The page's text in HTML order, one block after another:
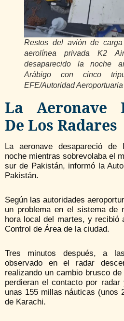
Restos del avión de
aerolínea privada K2
desaparecido la noche
Arábigo con cinco
EFE/Autoridad
La Aeronave
De Los Radares
La aeronave desapareció
noche mientras sobrevolaba el
sur de Pakistán, informó la
Pakistán.
Según las autoridades
un problema en el sistema de
hora local del martes, y recibió
Control de Área de la ciudad.
Tres minutos después, a
observado en el radar
realizando un cambio brusco
perdieran el contacto por
unas 155 millas náuticas (unos
de Karachi.